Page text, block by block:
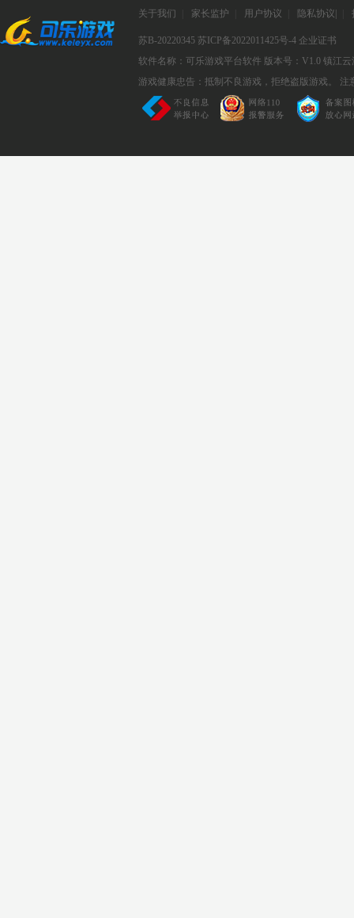
关于我们 家长监护 用户协议 隐私协议
苏B-20220345 苏ICP备2022011425号-4 企业证书
软件名称：可乐游戏平台软件 版本号：V1.0 镇江云
游戏健康忠告：抵制不良游戏，拒绝盗版游戏。